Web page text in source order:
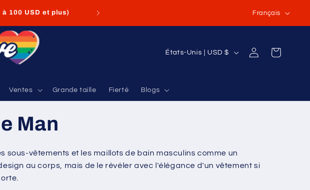
aux États-Unis de
(Ou commandes internationales de 70 à 100 USD et
L
a
g
Français
Ventes Grande taille Fierté Blogs
P
g
États-Unis | USD $ ConnexionPanier
Man
sous-vêtements et les maillots de bain masculins comme un
au corps, mais de le révéler avec l'élégance d'un vêtement si